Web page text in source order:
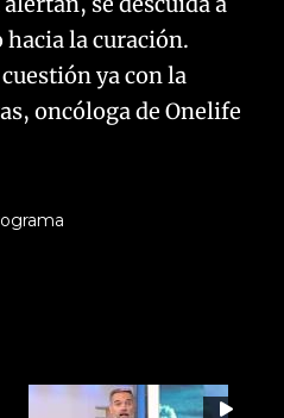
hacia la curación.
ya con la
oncóloga de Onelife